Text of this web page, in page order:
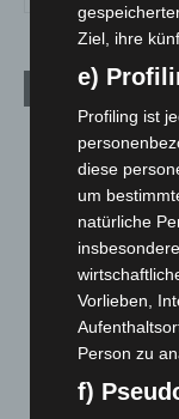
Aktuelle Beiträge
Brand im „Haus
eingedämmt
6. August 2026
Region
Roten Kreuz
5. August 2026
Mann läuft mit
Zeugen
5. August 2026
Ziel, ihre
e)
Profiling ist
diese
um
natürliche
Vorlieben,
Person zu
f)